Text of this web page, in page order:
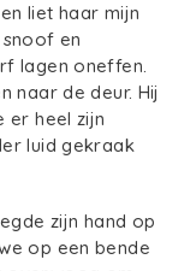
liet haar mijn
en
lagen oneffen.
naar de deur. Hij
er heel zijn
luid gekraak
zijn hand op
op een bende